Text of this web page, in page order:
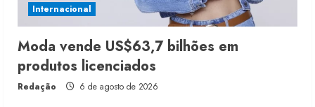
Internacional
Moda vende US$63,7 bilhões em
produtos licenciados
Redação 6 de agosto de 2026